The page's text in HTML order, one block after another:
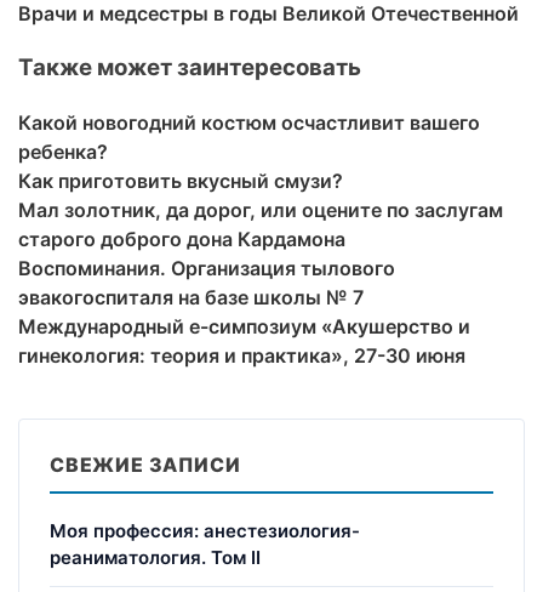
Врачи и медсестры в годы Великой Отечественной
Также может заинтересовать
Какой новогодний костюм осчастливит вашего
ребенка?
Как приготовить вкусный смузи?
Мал золотник, да дорог, или оцените по заслугам
старого доброго дона Кардамона
Воспоминания. Организация тылового
эвакогоспиталя на базе школы № 7
Международный e-симпозиум «Акушерство и
гинекология: теория и практика», 27-30 июня
СВЕЖИЕ ЗАПИСИ
Моя профессия: анестезиология-
реаниматология. Том II